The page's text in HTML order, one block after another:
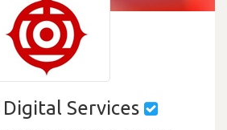
Services